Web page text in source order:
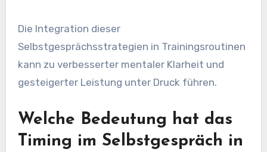
Die Integration dieser
Selbstgesprächsstrategien in Trainingsroutinen
kann zu verbesserter mentaler Klarheit und
gesteigerter Leistung unter Druck führen.
Welche Bedeutung hat das
Timing im Selbstgespräch in